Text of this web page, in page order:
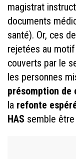
magistrat
documents
santé). Or, ces
rejetées au
couverts par le
les personnes
présomption
la refonte
HAS semble